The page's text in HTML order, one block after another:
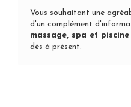
Vous souhaitant une
d'un complément
massage, spa et piscine
dès à présent.